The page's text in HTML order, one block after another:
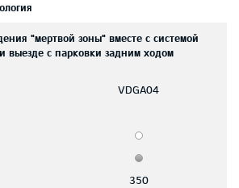
"мертвой зоны" вместе с системой
выезде с парковки задним ходом
VDGA04
350